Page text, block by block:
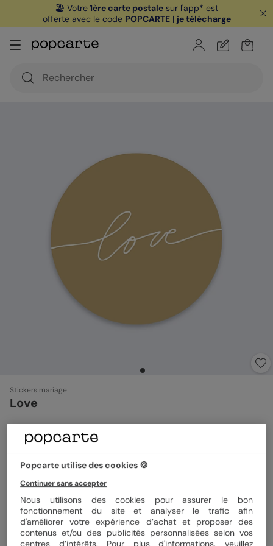
🏖️ Votre1ère carte postale sur l'app* est
offerte avec le code POPCARTE| je télécharge
Stickers mariage
Love
Format
Quantité 8 stickers
Popcarte utilise des cookies 🍪
Continuer sans accepter
Nous utilisons des cookies pour assurer le bon
fonctionnement du site et analyser le trafic afin
d'améliorer votre expérience d’achat et proposer des
contenus et/ou des publicités personnalisées selon vos